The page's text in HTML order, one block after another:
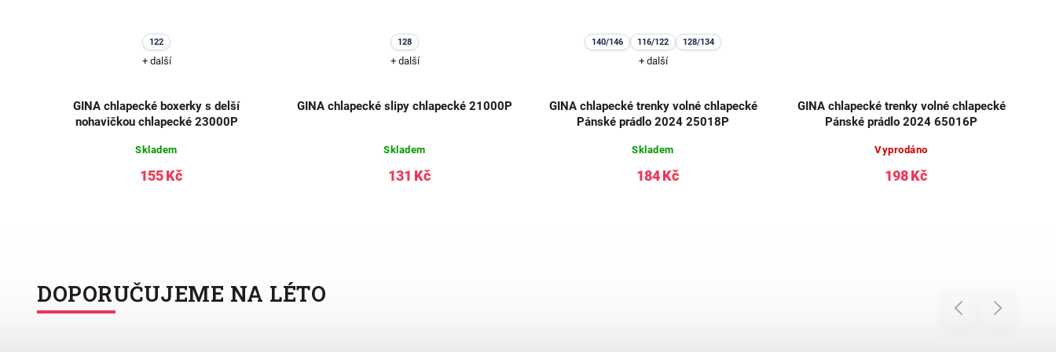
122
+ další
GINA chlapecké boxerky s delší
nohavičkou chlapecké 23000P
Skladem
155 Kč
128
+ další
GINA chlapecké slipy chlapecké 21000P
Skladem
131 Kč
140/146 116/122 128/134
+ další
GINA chlapecké trenky volné chlapecké
Pánské prádlo 2024 25018P
Skladem
184 Kč
GINA chlapecké trenky volné chlapecké
Pánské prádlo 2024 65016P
Vyprodáno
198 Kč
DOPORUČUJEME NA LÉTO
Previous Next